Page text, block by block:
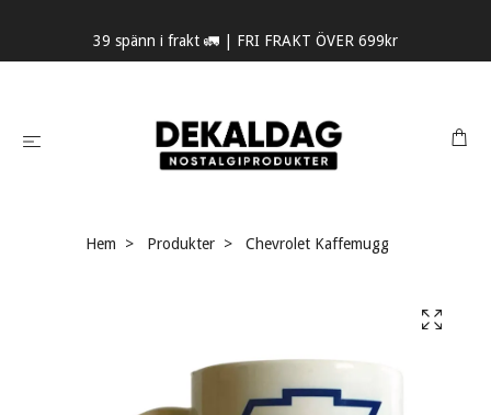
39 spänn i frakt 🚛 | FRI FRAKT ÖVER 699kr
Hem Produkter Chevrolet Kaffemugg